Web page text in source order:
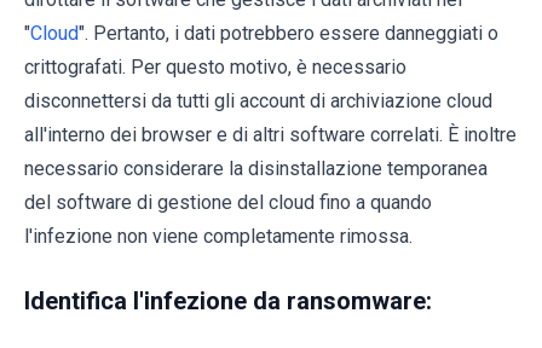
"Cloud". Pertanto, i dati potrebbero essere danneggiati o
crittografati. Per questo motivo, è necessario
disconnettersi da tutti gli account di archiviazione cloud
all'interno dei browser e di altri software correlati. È inoltre
necessario considerare la disinstallazione temporanea
del software di gestione del cloud fino a quando
l'infezione non viene completamente rimossa.
Identifica l'infezione da ransomware: